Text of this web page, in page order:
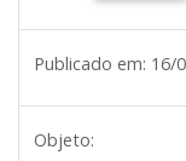
Publicado em: 16/
Objeto: